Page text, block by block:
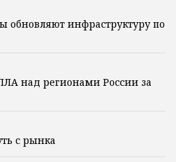
обновляют инфраструктуру по
над регионами России за
с рынка